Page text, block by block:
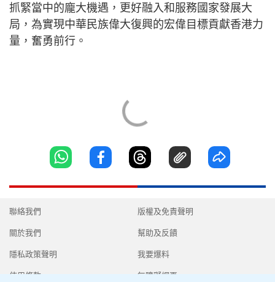
抓緊當中的龐大機遇，更好融入和服務國家發展大
局，為實現中華民族偉大復興的宏偉目標貢獻香港力
量，奮勇前行。
聯絡我們
關於我們
隱私政策聲明
使用條款
版權及免責聲明
幫助及反饋
我要爆料
無障礙網頁